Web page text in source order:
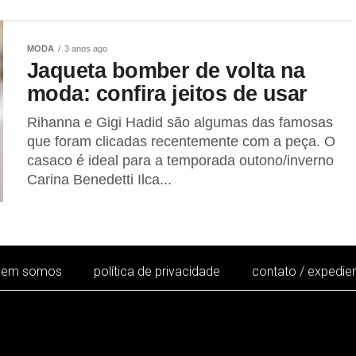
MODA 3 anos ago
Jaqueta bomber de volta na
moda: confira jeitos de usar
Rihanna e Gigi Hadid são algumas das famosas
que foram clicadas recentemente com a peça. O
casaco é ideal para a temporada outono/inverno
Carina Benedetti Ilca...
somos política de privacidade contato /